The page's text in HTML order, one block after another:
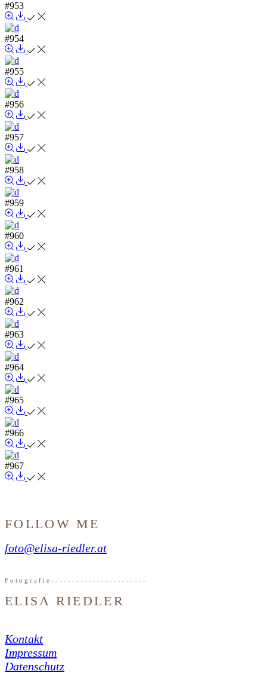
#953
#954
#955
#956
#957
#958
#959
#960
#961
#962
#963
#964
#965
#966
#967
FOLLOW ME
foto@elisa-riedler.at
F o t o g r a f i e - - - - - - - - - - - - - - - - - - - - - - -
ELISA RIEDLER
Kontakt
Impressum
Datenschutz